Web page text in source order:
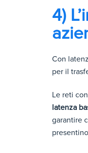
4)
Con
per il
Le reti
latenza
garantire